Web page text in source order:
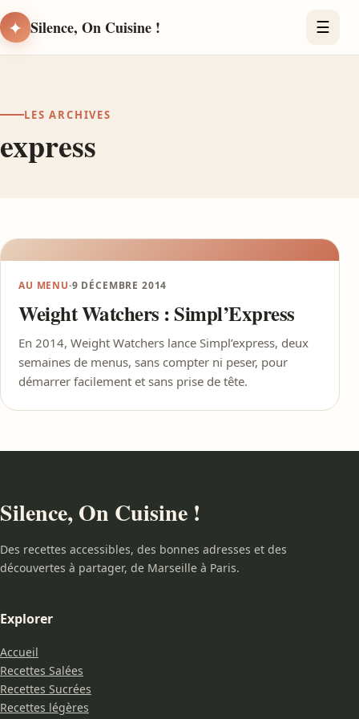
✦ Silence, On Cuisine ! ☰
LES ARCHIVES
express
AU MENU·9 DÉCEMBRE 2014
Weight Watchers : Simpl’Express
En 2014, Weight Watchers lance Simpl’express, deux
semaines de menus, sans compter ni peser, pour
démarrer facilement et sans prise de tête.
Silence, On Cuisine !
Des recettes accessibles, des bonnes adresses et des
découvertes à partager, de Marseille à Paris.
Explorer
Accueil
Recettes Salées
Recettes Sucrées
Recettes légères